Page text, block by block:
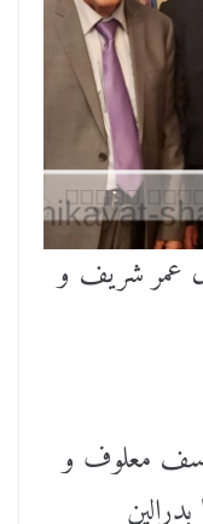
عمر شريف و
معلوف و